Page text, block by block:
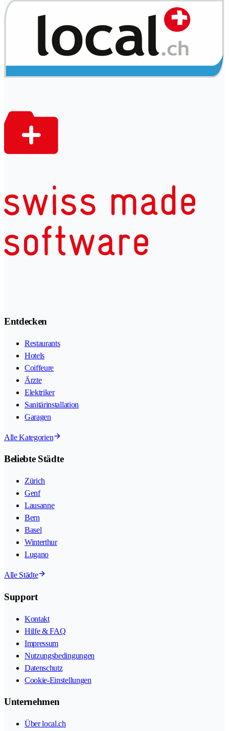
Entdecken
Restaurants
Hotels
Coiffeure
Ärzte
Elektriker
Sanitärinstallation
Garagen
Alle Kategorien
Beliebte Städte
Zürich
Genf
Lausanne
Bern
Basel
Winterthur
Lugano
Alle Städte
Support
Kontakt
Hilfe & FAQ
Impressum
Nutzungsbedingungen
Datenschutz
Cookie-Einstellungen
Unternehmen
Über local.ch